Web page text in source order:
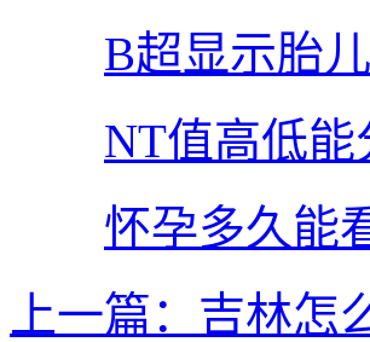
B超显示胎
NT值高低能
怀孕多久能
上一篇：吉林怎